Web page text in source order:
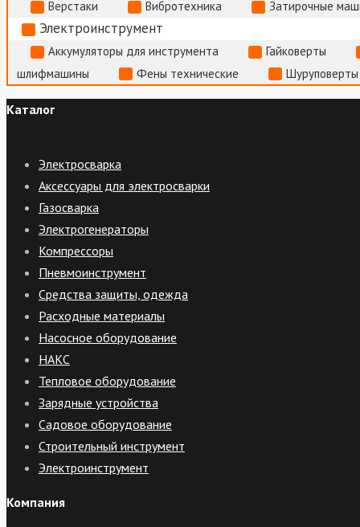
Верстаки Вибротехника Затирочные
Электроинструмент
Аккумуляторы для инструмента
Гайковерты
шлифмашины
Фены технические
Каталог
Электросварка
Аксессуары для электросварки
Газосварка
Электрогенераторы
Компрессоры
Пневмоинструмент
Средства защиты, одежда
Расходные материалы
Насосное оборудование
НАКС
Тепловое оборудование
Зарядные устройства
Садовое оборудование
Строительный инструмент
Электроинструмент
Компания